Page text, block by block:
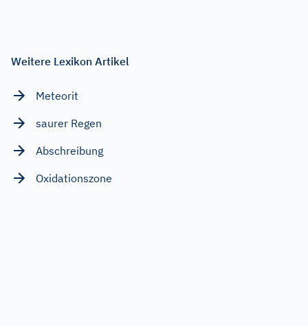
Weitere Lexikon Artikel
Meteorit
saurer Regen
Abschreibung
Oxidationszone